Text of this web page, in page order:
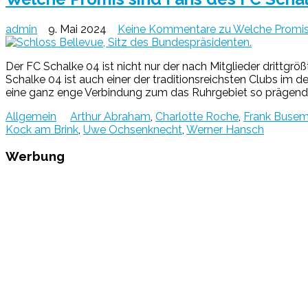
admin 9. Mai 2024 Keine Kommentare zu Welche
Der FC Schalke 04 ist nicht nur der nach Mitglieder
Schalke 04 ist auch einer der traditionsreichsten Clubs im
eine ganz enge Verbindung zum das Ruhrgebiet so
Allgemein
Arthur Abraham Charlotte Roche Frank
Kock am Brink Uwe Ochsenknecht Werner Hansch
Werbung